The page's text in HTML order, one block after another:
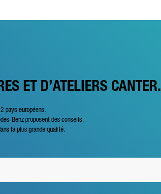
ET D’ATELIERS CANTER.
pays européens.
Benz proposent des conseils,
la plus grande qualité.